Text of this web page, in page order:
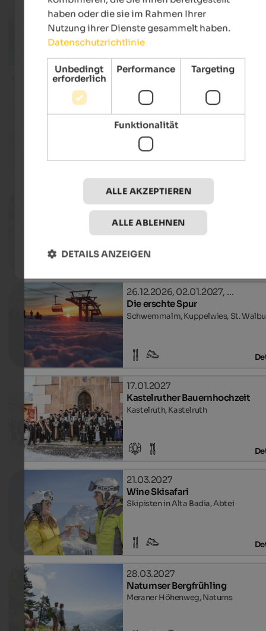
13.12.2026
Gourmet Skisafari
Skipisten in Alta Badia, Abtei
15.12.2026, 19.01.2027, …
Der Sommelier auf der Piste
Skipisten in Alta Badia, Abtei
21.12.2026
SunRisa: Skifahren bei
Skipisten in Alta Badia, Abtei
26.12.2026, 02.01.2027, …
Die erschte Spur
Schwemmalm, Kuppelwies, St.
17.01.2027
Kastelruther Bauernhochzeit
Kastelruth, Kastelruth
21.03.2027
Wine Skisafari
Skipisten in Alta Badia, Abtei
28.03.2027
Naturnser Bergfrühling
Meraner Höhenweg, Naturns
haben oder die sie im Rahmen Ihrer
Nutzung ihrer Dienste gesammelt haben.
Datenschutzrichtlinie
Unbedingt
erforderlich
Performance Targeting
Funktionalität
ALLE AKZEPTIEREN
ALLE ABLEHNEN
DETAILS ANZEIGEN